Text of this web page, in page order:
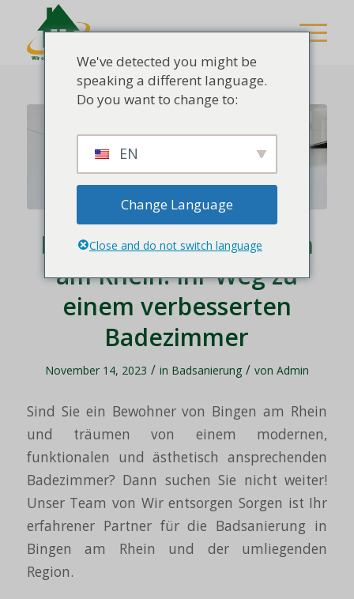
Badsanierung in Bingen
am Rhein: Ihr Weg zu
einem verbesserten
Badezimmer
November 14, 2023 / in Badsanierung / von Admin
Sind Sie ein Bewohner von Bingen am Rhein
und träumen von einem modernen,
funktionalen und ästhetisch ansprechenden
Badezimmer? Dann suchen Sie nicht weiter!
Unser Team von Wir entsorgen Sorgen ist Ihr
erfahrener Partner für die Badsanierung in
Bingen am Rhein und der umliegenden
Region.
We've detected you might be
speaking a different language.
Do you want to change to:
EN
Change Language
Close and do not switch language